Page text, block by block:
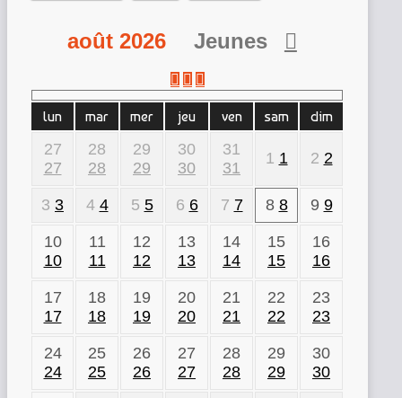
août 2026 Jeunes
lun mar mer jeu ven sam dim
27
27
28
28
29
29
30
30
31
31
1 1 2 2
3 3 4 4 5 5 6 6 7 7 8 8 9 9
10
10
11
11
12
12
13
13
14
14
15
15
16
16
17
17
18
18
19
19
20
20
21
21
22
22
23
23
24
24
25
25
26
26
27
27
28
28
29
29
30
30